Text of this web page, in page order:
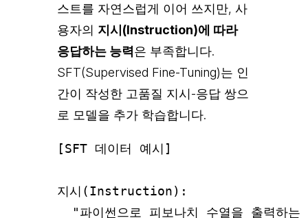
스트를 자연스럽게 이어 쓰지만, 사
용자의 지시(Instruction)에 따라
응답하는 능력은 부족합니다.
SFT(Supervised Fine-Tuning)는 인
간이 작성한 고품질 지시-응답 쌍으
로 모델을 추가 학습합니다.
[SFT 데이터 예시]
지시(Instruction):
"파이썬으로 피보나치 수열을 출력하는